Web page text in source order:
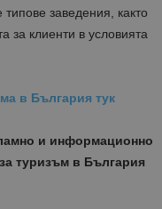
заведения, както
за клиенти в условията
в България тук
и информационно
туризъм в България